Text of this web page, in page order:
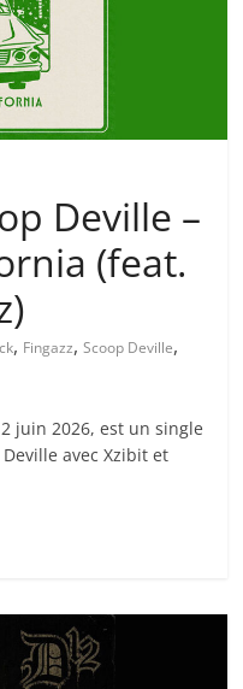
Deville –
(feat.
, Fingazz,Scoop Deville,
juin 2026, est un single
avec Xzibit et